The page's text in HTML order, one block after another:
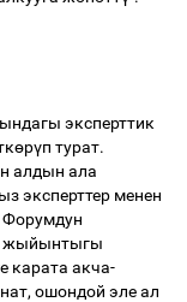
эксперттик
өрүп турат.
алдын ала
эксперттер менен
Форумдун
жыйынтыгы
карата акча-
ошондой эле ал